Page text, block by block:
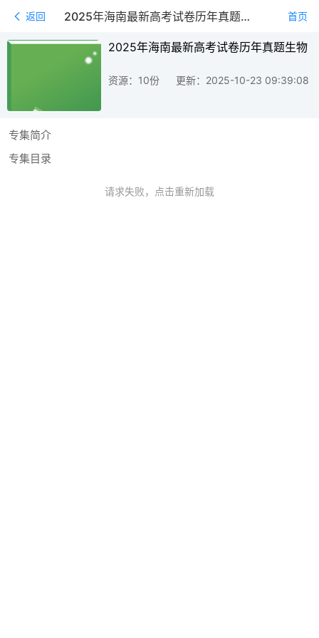
返回 2025年海南最新高考试卷历年真题生物 首页
2025年海南最新高考试卷历年真题生物
资源：10份 更新：2025-10-23 09:39:08
专集简介
专集目录
请求失败，点击重新加载